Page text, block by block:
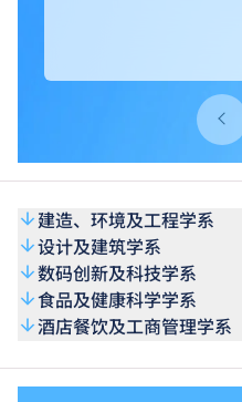
建造、环境及工程学系
设计及建筑学系
数码创新及科技学系
食品及健康科学学系
酒店餐饮及工商管理学系